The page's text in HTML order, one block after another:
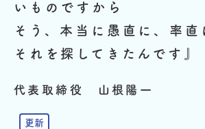
いものですから
そう、本当に愚直に、率直
それを探してきたんです』
代表取締役 山根陽一